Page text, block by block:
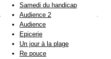
Samedi du handicap
Audience 2
Audience
Epicerie
Un jour à la plage
Re pouce